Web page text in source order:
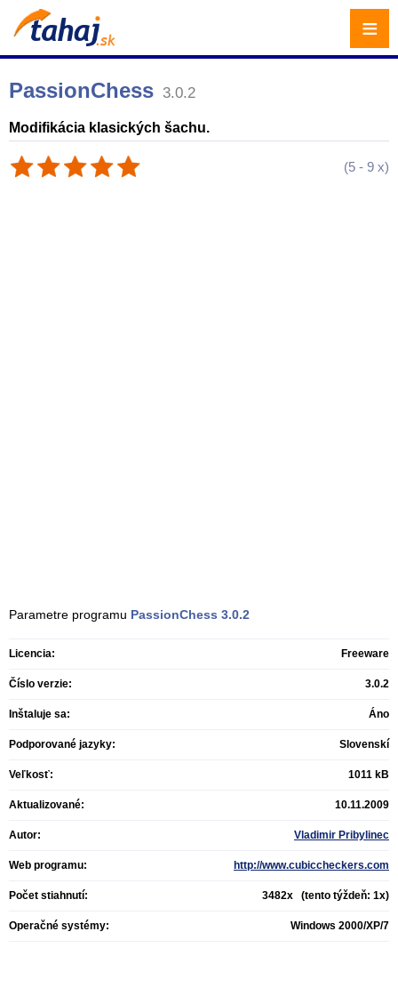
PassionChess 3.0.2
Modifikácia klasických šachu.
(5 - 9 x)
Parametre programu PassionChess 3.0.2
Licencia: Freeware
Číslo verzie: 3.0.2
Inštaluje sa: Áno
Podporované jazyky: Slovenskí
Veľkosť: 1011 kB
Aktualizované: 10.11.2009
Autor: Vladimir Pribylinec
Web programu: http://www.cubiccheckers.com
Počet stiahnutí: 3482x (tento týždeň: 1x)
Operačné systémy: Windows 2000/XP/7
≡